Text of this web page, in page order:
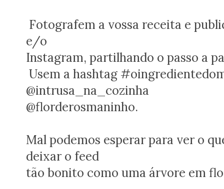
Fotografem a vossa receita e
e/o
Instagram, partilhando o passo a
Usem a hashtag
@intrusa_na_cozinha
@florderosmaninho.
Mal podemos esperar para ver o
deixar o feed
tão bonito como uma árvore em